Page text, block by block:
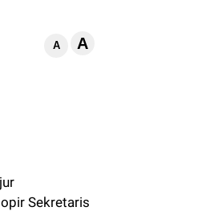
A A
Sekretaris